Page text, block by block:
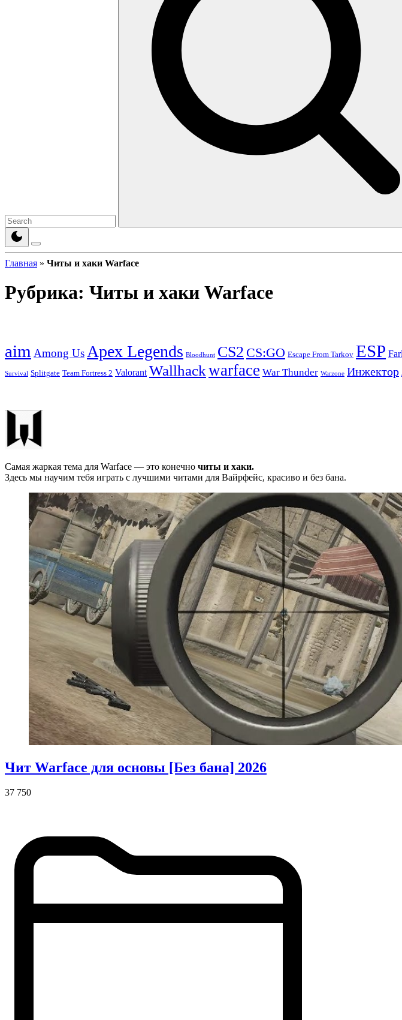
Главная » Читы и хаки Warface
Рубрика: Читы и хаки Warface
aim Among Us Apex Legends Bloodhunt CS2 CS:GO Escape From Tarkov ESP
Survival Splitgate Team Fortress 2 Valorant Wallhackwarface War Thunder Warzone Инжектор
Самая жаркая тема для Warface — это конечно читы и хаки.
Здесь мы научим тебя играть с лучшими читами для Вайрфейс, красиво и без бана.
Чит Warface для основы [Без бана] 2026
37 750